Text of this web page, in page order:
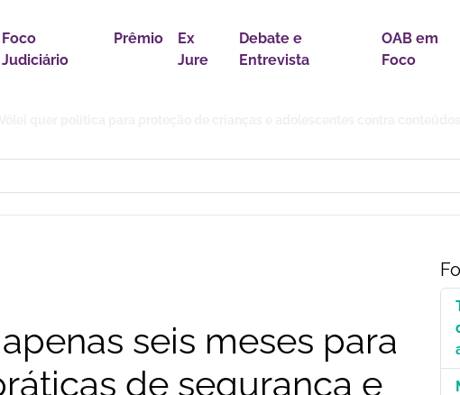
Foco
Judiciário
Prêmio
Ex
Jure
Debate e
Entrevista
OAB em
Foco
seis meses para
de segurança e